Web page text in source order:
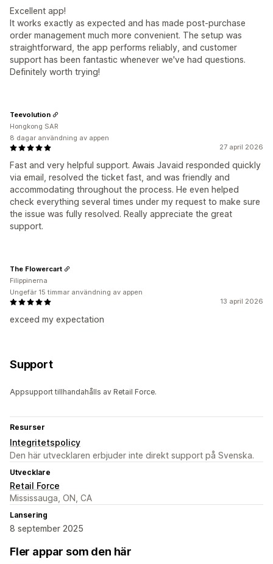
Excellent app!
It works exactly as expected and has made post-purchase
order management much more convenient. The setup was
straightforward, the app performs reliably, and customer
support has been fantastic whenever we've had questions.
Definitely worth trying!
27 april 2026
Fast and very helpful support. Awais Javaid responded quickly
via email, resolved the ticket fast, and was friendly and
accommodating throughout the process. He even helped
check everything several times under my request to make sure
the issue was fully resolved. Really appreciate the great
support.
Teevolution
Hongkong SAR
8 dagar användning av appen
13 april 2026
exceed my expectation
The Flowercart
Filippinerna
Ungefär 15 timmar användning av appen
Support
Appsupport tillhandahålls av Retail Force.
Resurser
Integritetspolicy
Den här utvecklaren erbjuder inte direkt support på Svenska.
Utvecklare
Retail Force
Mississauga, ON, CA
Lansering
8 september 2025
Fler appar som den här